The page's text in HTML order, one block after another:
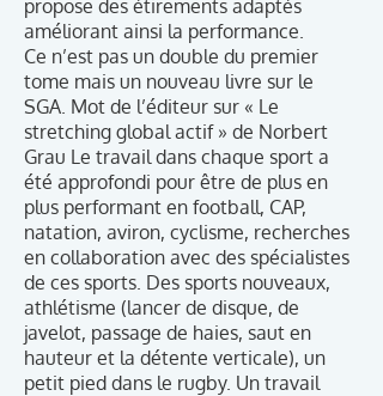
propose des étirements adaptés
améliorant ainsi la performance.
Ce n’est pas un double du premier
tome mais un nouveau livre sur le
SGA. Mot de l’éditeur sur « Le
stretching global actif » de Norbert
Grau Le travail dans chaque sport a
été approfondi pour être de plus en
plus performant en football, CAP,
natation, aviron, cyclisme, recherches
en collaboration avec des spécialistes
de ces sports. Des sports nouveaux,
athlétisme (lancer de disque, de
javelot, passage de haies, saut en
hauteur et la détente verticale), un
petit pied dans le rugby. Un travail